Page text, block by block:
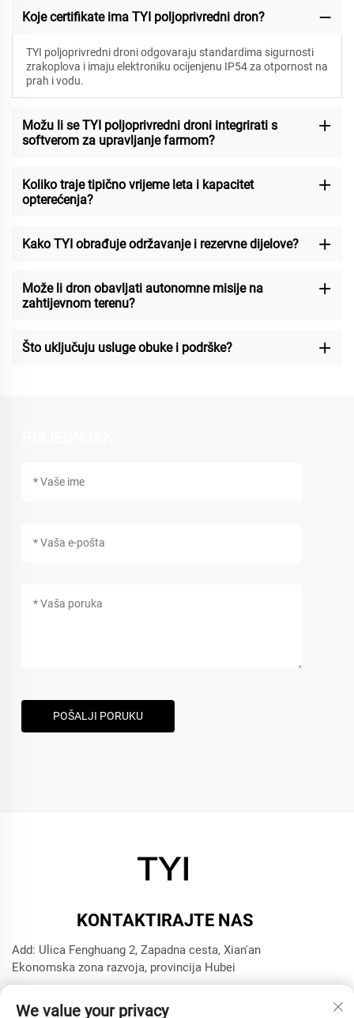
Koje certifikate ima TYI poljoprivredni dron?
TYI poljoprivredni droni odgovaraju standardima sigurnosti
zrakoplova i imaju elektroniku ocijenjenu IP54 za otpornost na
prah i vodu.
Možu li se TYI poljoprivredni droni integrirati s
softverom za upravljanje farmom?
Koliko traje tipično vrijeme leta i kapacitet
opterećenja?
Kako TYI obrađuje održavanje i rezervne dijelove?
Može li dron obavljati autonomne misije na
zahtijevnom terenu?
Što uključuju usluge obuke i podrške?
POŠALJI PORUKU
KONTAKTIRAJTE NAS
Add: Ulica Fenghuang 2, Zapadna cesta, Xian'an
Ekonomska zona razvoja, provincija Hubei
E-mail:[email protected]
We value your privacy